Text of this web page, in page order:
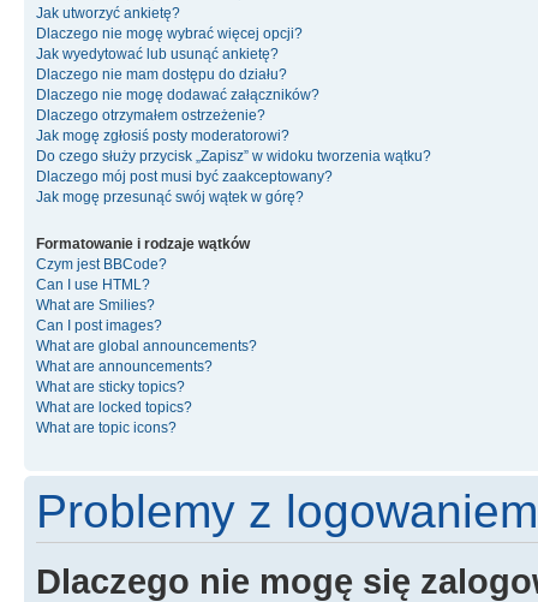
Jak utworzyć ankietę?
Dlaczego nie mogę wybrać więcej opcji?
Jak wyedytować lub usunąć ankietę?
Dlaczego nie mam dostępu do działu?
Dlaczego nie mogę dodawać załączników?
Dlaczego otrzymałem ostrzeżenie?
Jak mogę zgłosiś posty moderatorowi?
Do czego służy przycisk „Zapisz” w widoku tworzenia wątku?
Dlaczego mój post musi być zaakceptowany?
Jak mogę przesunąć swój wątek w górę?
Formatowanie i rodzaje wątków
Czym jest BBCode?
Can I use HTML?
What are Smilies?
Can I post images?
What are global announcements?
What are announcements?
What are sticky topics?
What are locked topics?
What are topic icons?
Problemy z
Dlaczego nie mogę się